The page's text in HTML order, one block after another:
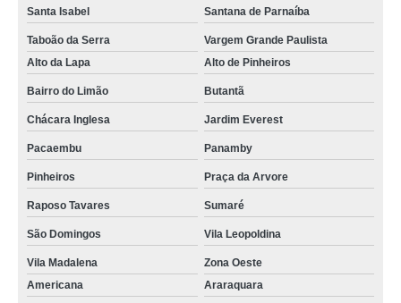
Santa Isabel Santana de Parnaíba
Taboão da Serra
Vargem Grande Paulista
Alto da Lapa
Alto de Pinheiros
Bairro do Limão Butantã
Chácara Inglesa Jardim Everest
Pacaembu Panamby
Pinheiros Praça da Arvore
Raposo Tavares Sumaré
São Domingos Vila Leopoldina
Vila Madalena
Zona Oeste
Americana
Araraquara